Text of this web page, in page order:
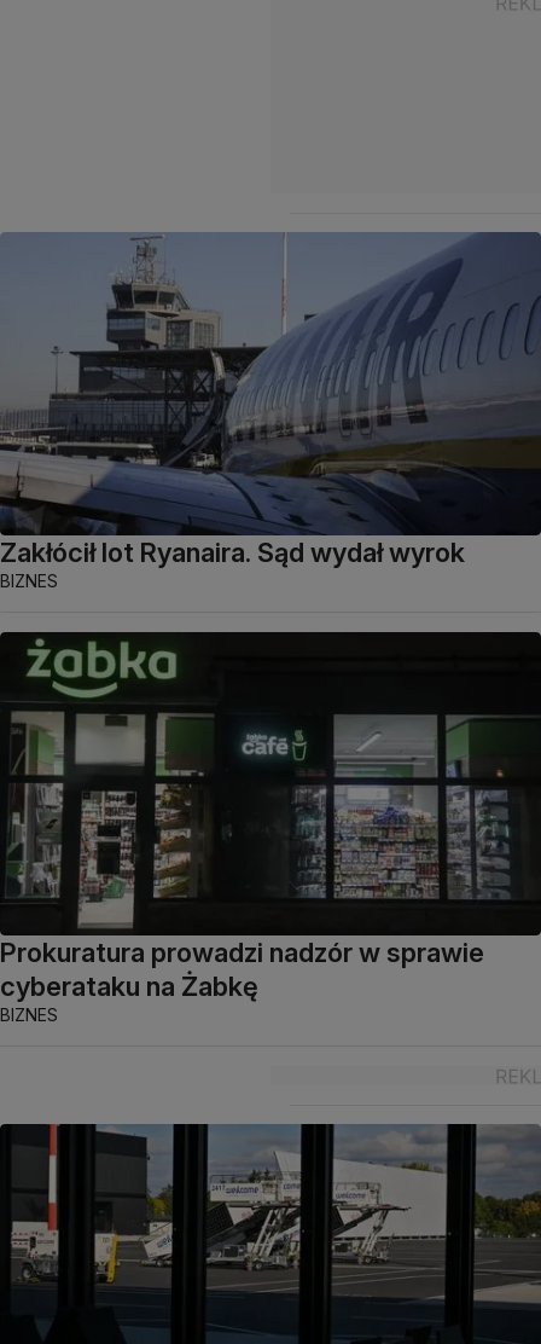
Zakłócił lot Ryanaira. Sąd wydał wyrok
BIZNES
Prokuratura prowadzi nadzór w sprawie
cyberataku na Żabkę
BIZNES